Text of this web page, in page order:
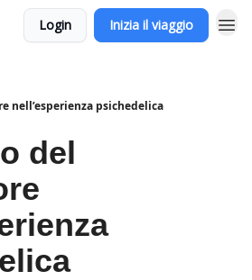
Login Inizia il viaggio
nell’esperienza psichedelica
del